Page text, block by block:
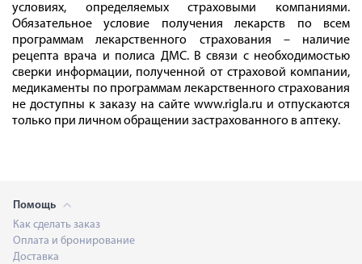
условиях, определяемых страховыми компаниями.
Обязательное условие получения лекарств по всем
программам лекарственного страхования – наличие
рецепта врача и полиса ДМС. В связи с необходимостью
сверки информации, полученной от страховой компании,
медикаменты по программам лекарственного страхования
не доступны к заказу на сайте www.rigla.ru и отпускаются
только при личном обращении застрахованного в аптеку.
Помощь
Как сделать заказ
Оплата и бронирование
Доставка